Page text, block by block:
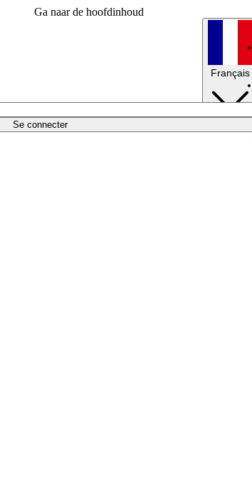
Ga naar de hoofdinhoud
Se connecter
Français